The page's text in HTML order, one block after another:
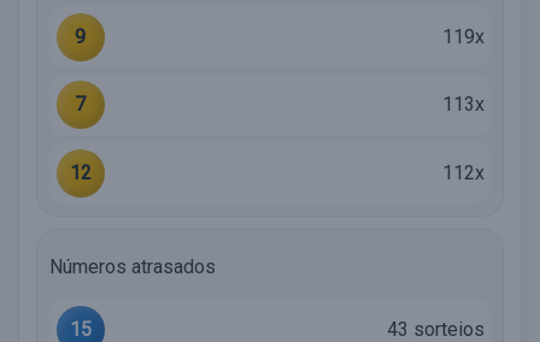
9 119x
7 113x
12 112x
Números atrasados
15 43 sorteios